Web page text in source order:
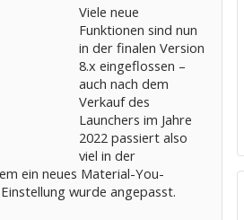
Viele neue
Funktionen sind nun
in der finalen Version
8.x eingeflossen –
auch nach dem
Verkauf des
Launchers im Jahre
2022 passiert also
viel in der
ein neues Material-You-
wurde angepasst.